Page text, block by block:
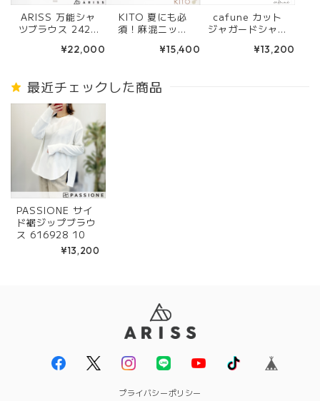
ARISS 万能シャ
ツブラウス 242V
チャコール/ブ
プ
¥22,000
KITO 夏にも必
須！麻混ニット
ワイト/ピンク) 6
¥15,400
cafune カット
ジャガードシャツ
ル/ブラック) 635
¥13,200
最近チェックした商品
PASSIONE サイ
ド裾ジップブラウ
ス 616928 10
¥13,200
プライバシーポリシー